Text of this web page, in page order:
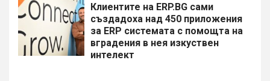
Клиентите на ERP.BG сами
създадоха над 450 приложения
за ERP системата с помощта на
вградения в нея изкуствен
интелект